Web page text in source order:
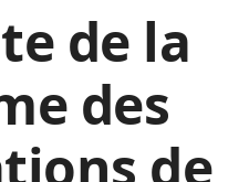
de la
des
de